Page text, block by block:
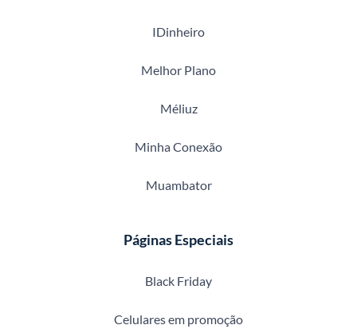
IDinheiro
Melhor Plano
Méliuz
Minha Conexão
Muambator
Páginas Especiais
Black Friday
Celulares em promoção